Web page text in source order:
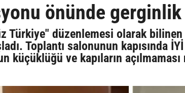
önünde gerginlik
Türkiye" düzenlemesi olarak
Toplantı salonunun kapısında
küçüklüğü ve kapıların